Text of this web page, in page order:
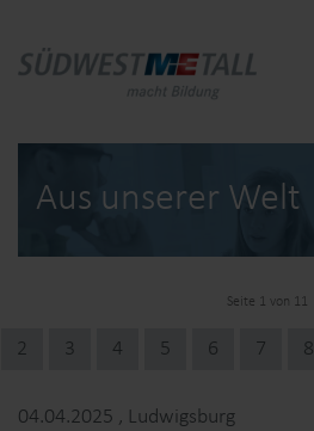
Aus unserer Welt
Seite 1 von 11
2 3 4 5 6 7 8
04.04.2025 , Ludwigsburg